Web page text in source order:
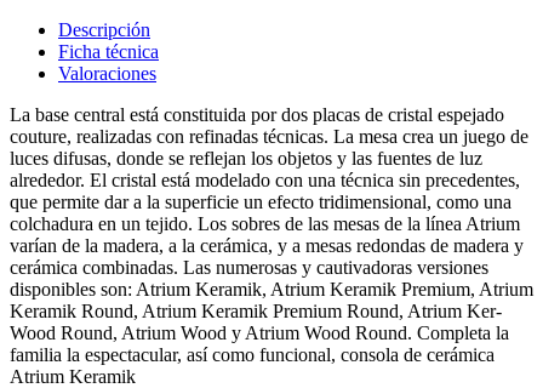
Descripción
Ficha técnica
Valoraciones
La base central está constituida por dos placas de cristal espejado
couture, realizadas con refinadas técnicas. La mesa crea un juego de
luces difusas, donde se reflejan los objetos y las fuentes de luz
alrededor. El cristal está modelado con una técnica sin precedentes,
que permite dar a la superficie un efecto tridimensional, como una
colchadura en un tejido. Los sobres de las mesas de la línea Atrium
varían de la madera, a la cerámica, y a mesas redondas de madera y
cerámica combinadas. Las numerosas y cautivadoras versiones
disponibles son: Atrium Keramik, Atrium Keramik Premium, Atrium
Keramik Round, Atrium Keramik Premium Round, Atrium Ker-
Wood Round, Atrium Wood y Atrium Wood Round. Completa la
familia la espectacular, así como funcional, consola de cerámica
Atrium Keramik